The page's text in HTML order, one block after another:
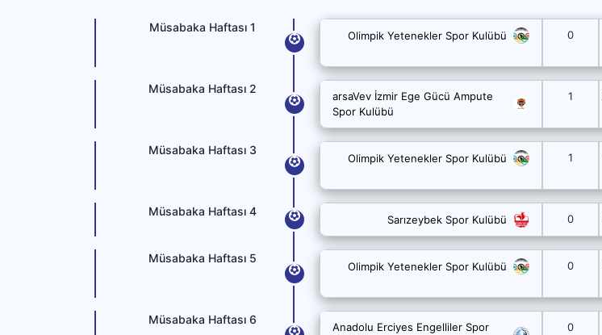
Müsabaka Haftası 1
Olimpik Yetenekler Spor Kulübü 0
Müsabaka Haftası 2
arsaVev İzmir Ege Gücü Ampute
Spor Kulübü
1
Müsabaka Haftası 3
Olimpik Yetenekler Spor Kulübü 1
Müsabaka Haftası 4
Sarızeybek Spor Kulübü 0
Müsabaka Haftası 5
Olimpik Yetenekler Spor Kulübü 0
Müsabaka Haftası 6
Anadolu Erciyes Engelliler Spor
0